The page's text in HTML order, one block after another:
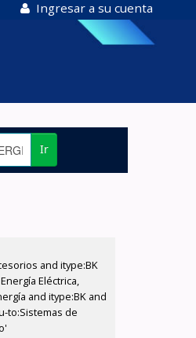
Ingresar a su cuenta
Ir
and itype:BK
Eléctrica,
and itype:BK and
to:Sistemas de